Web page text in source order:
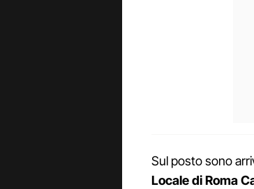
Sul posto sono
Locale di Roma